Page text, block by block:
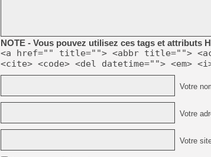
NOTE - Vous pouvez utilisez ces tags et attributs
<a href="" title=""> <abbr title="">
<cite> <code> <del datetime=""> <em>
Votre
Votre
Votre